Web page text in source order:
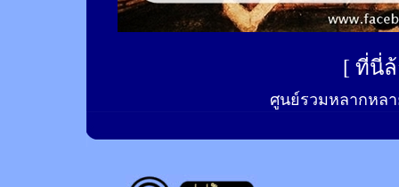
[ ที่นี่
ศูนย์รวมหลากหลา